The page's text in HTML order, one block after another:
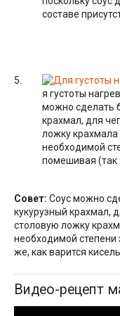
составе
я густоты
можно сделать
крахмал, для
ложку крахмала
необходимой
помешивая (так
Совет: Соус можно
кукурузный крахмал,
столовую ложку
необходимой
же, как варится
Видео-рецепт